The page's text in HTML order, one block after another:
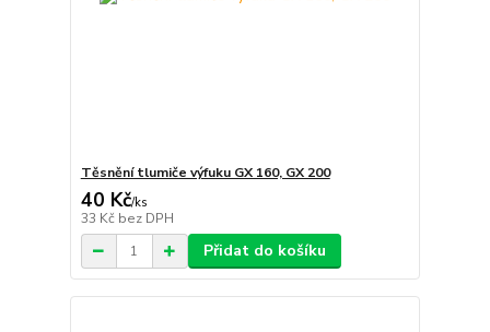
Těsnění tlumiče výfuku GX 160, GX 200
40 Kč/ks
33 Kč bez DPH
Přidat do košíku